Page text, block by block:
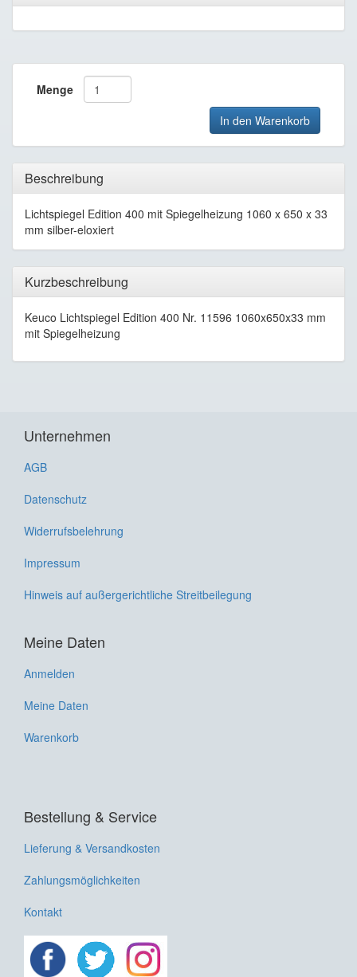
Menge
In den Warenkorb
Beschreibung
Lichtspiegel Edition 400 mit Spiegelheizung 1060 x 650 x 33
mm silber-eloxiert
Kurzbeschreibung
Keuco Lichtspiegel Edition 400 Nr. 11596 1060x650x33 mm
mit Spiegelheizung
Unternehmen
AGB
Datenschutz
Widerrufsbelehrung
Impressum
Hinweis auf außergerichtliche Streitbeilegung
Meine Daten
Anmelden
Meine Daten
Warenkorb
Bestellung & Service
Lieferung & Versandkosten
Zahlungsmöglichkeiten
Kontakt